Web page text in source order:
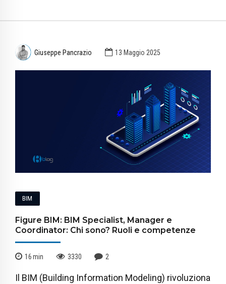
Giuseppe Pancrazio 13 Maggio 2025
BIM
Figure BIM: BIM Specialist, Manager e
Coordinator: Chi sono? Ruoli e competenze
16min 3330 2
Il BIM (Building Information Modeling) rivoluziona